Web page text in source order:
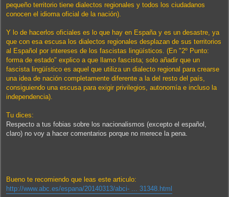
pequeño territorio tiene dialectos regionales y todos los ciudadanos
conocen el idioma oficial de la nación).
Y lo de hacerlos oficiales es lo que hay en España y es un desastre, ya
que con esa escusa los dialectos regionales desplazan de sus territorios
al Español por intereses de los fascistas lingüísticos. (En "2º Punto:
forma de estado" explico a que llamo fascista; solo añadir que un
fascista lingüístico es aquel que utiliza un dialecto regional para crearse
una idea de nación completamente diferente a la del resto del país,
consiguiendo una escusa para exigir privilegios, autonomía e incluso la
independencia).
Tu dices:
Respecto a tus fobias sobre los nacionalismos (excepto el español,
claro) no voy a hacer comentarios porque no merece la pena.
Bueno te recomiendo que leas este articulo:
http://www.abc.es/espana/20140313/abci- ... 31348.html